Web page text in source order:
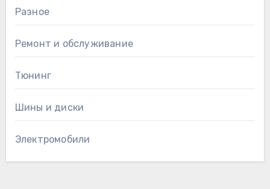
Разное
Ремонт и обслуживание
Тюнинг
Шины и диски
Электромобили